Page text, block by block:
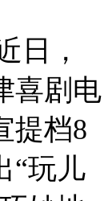
日，
喜剧电
提档8
“玩儿